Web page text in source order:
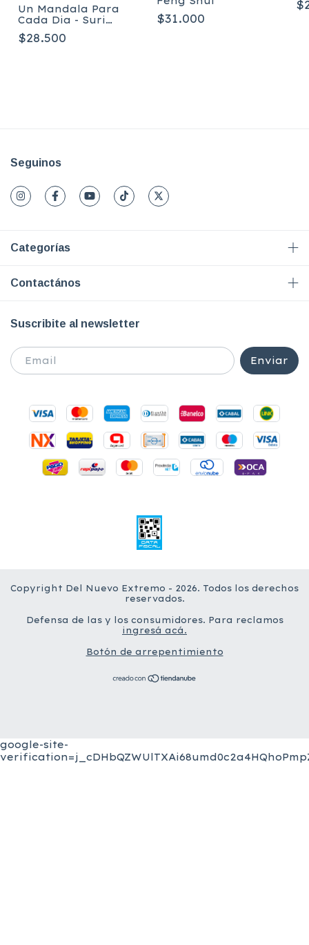
Un Mandala Para
Cada Dia - Suri
Jagat - Prakâza
$28.500
$31.000
Seguinos
Categorías
Contactános
Suscribite al newsletter
Copyright Del Nuevo Extremo - 2026. Todos los derechos
reservados.
Defensa de las y los consumidores. Para reclamos
ingresá acá.
Botón de arrepentimiento
google-site-